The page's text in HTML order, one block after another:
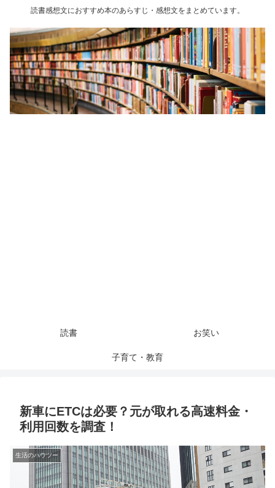
読書感想文におすすめ本のあらすじ・感想文をまとめています。
読書 お笑い
子育て・教育
新車にETCは必要？元が取れる高速料金・
利用回数を調査！
生活のハウツー